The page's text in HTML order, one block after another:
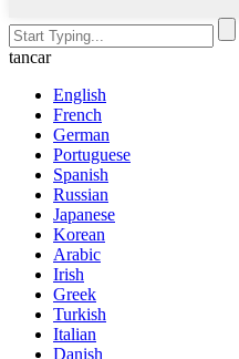
tancar
English
French
German
Portuguese
Spanish
Russian
Japanese
Korean
Arabic
Irish
Greek
Turkish
Italian
Danish